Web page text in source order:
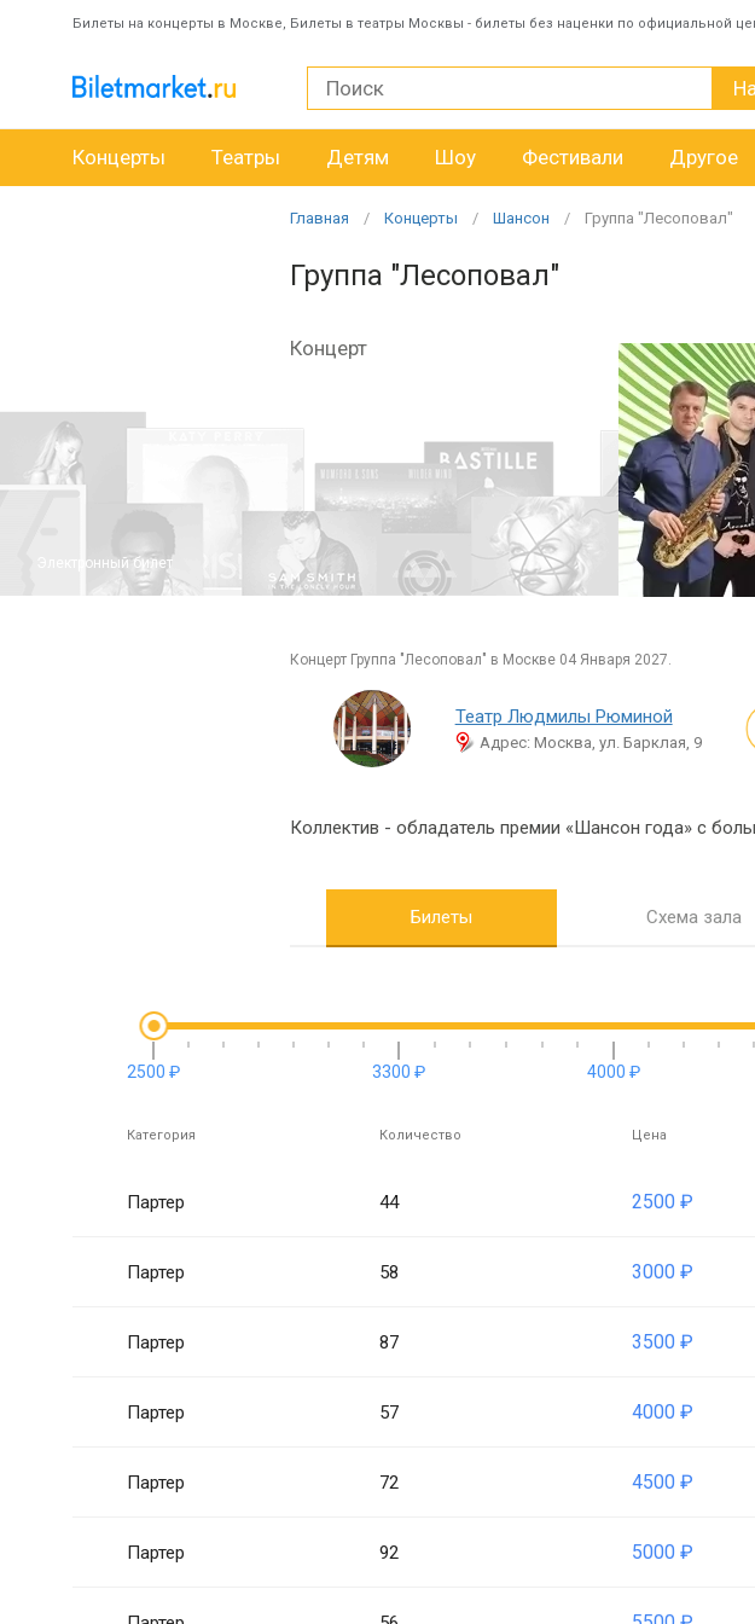
Билеты на концерты в Москве, Билеты в театры Москвы - билеты без наценки по официальной
Концерты Театры Детям Шоу Фестивали Другое
Главная Концерты Шансон Группа "Лесоповал"
Группа "Лесоповал"
Концерт
Электронный билет
концерт Группа "Лесоповал" в Москве 04 Января 2027.
Театр Людмилы Рюминой
Адрес: Москва, ул. Барклая, 9
Коллектив - обладатель премии «Шансон года» с
Билеты Схема зала
2500 ₽ 3300 ₽ 4000 ₽
Категория Количество Цена
Партер 44 2500 ₽
Партер 58 3000 ₽
Партер 87 3500 ₽
Партер 57 4000 ₽
Партер 72 4500 ₽
Партер 92 5000 ₽